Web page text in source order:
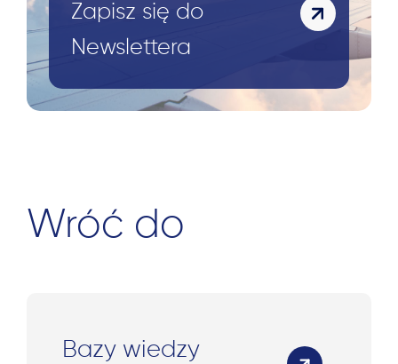
Zapisz się do
Newslettera
Wróć do
Bazy wiedzy